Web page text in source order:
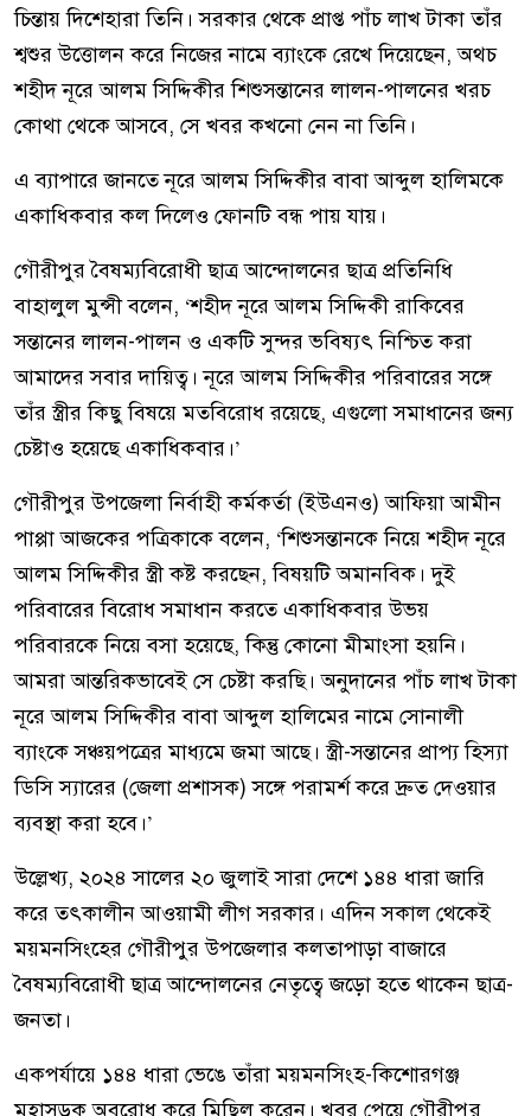
চিন্তায় দিশেহারা তিনি। সরকার থেকে প্রাপ্ত পাঁচ লাখ টাকা তাঁর
শ্বশুর উত্তোলন করে নিজের নামে ব্যাংকে রেখে দিয়েছেন, অথচ
শহীদ নূরে আলম সিদ্দিকীর শিশুসন্তানের লালন-পালনের খরচ
কোথা থেকে আসবে, সে খবর কখনো নেন না তিনি।
এ ব্যাপারে জানতে নূরে আলম সিদ্দিকীর বাবা আব্দুল হালিমকে
একাধিকবার কল দিলেও ফোনটি বন্ধ পায় যায়।
গৌরীপুর বৈষম্যবিরোধী ছাত্র আন্দোলনের ছাত্র প্রতিনিধি
বাহালুল মুন্সী বলেন, ‘শহীদ নূরে আলম সিদ্দিকী রাকিবের
সন্তানের লালন-পালন ও একটি সুন্দর ভবিষ্যৎ নিশ্চিত করা
আমাদের সবার দায়িত্ব। নূরে আলম সিদ্দিকীর পরিবারের সঙ্গে
তাঁর স্ত্রীর কিছু বিষয়ে মতবিরোধ রয়েছে, এগুলো সমাধানের জন্য
চেষ্টাও হয়েছে একাধিকবার।’
গৌরীপুর উপজেলা নির্বাহী কর্মকর্তা (ইউএনও) আফিয়া আমীন
পাপ্পা আজকের পত্রিকাকে বলেন, ‘শিশুসন্তানকে নিয়ে শহীদ নূরে
আলম সিদ্দিকীর স্ত্রী কষ্ট করছেন, বিষয়টি অমানবিক। দুই
পরিবারের বিরোধ সমাধান করতে একাধিকবার উভয়
পরিবারকে নিয়ে বসা হয়েছে, কিন্তু কোনো মীমাংসা হয়নি।
আমরা আন্তরিকভাবেই সে চেষ্টা করছি। অনুদানের পাঁচ লাখ টাকা
নূরে আলম সিদ্দিকীর বাবা আব্দুল হালিমের নামে সোনালী
ব্যাংকে সঞ্চয়পত্রের মাধ্যমে জমা আছে। স্ত্রী-সন্তানের প্রাপ্য হিস্যা
ডিসি স্যারের (জেলা প্রশাসক) সঙ্গে পরামর্শ করে দ্রুত দেওয়ার
ব্যবস্থা করা হবে।’
উল্লেখ্য, ২০২৪ সালের ২০ জুলাই সারা দেশে ১৪৪ ধারা জারি
করে তৎকালীন আওয়ামী লীগ সরকার। এদিন সকাল থেকেই
ময়মনসিংহের গৌরীপুর উপজেলার কলতাপাড়া বাজারে
বৈষম্যবিরোধী ছাত্র আন্দোলনের নেতৃত্বে জড়ো হতে থাকেন ছাত্র-
জনতা।
একপর্যায়ে ১৪৪ ধারা ভেঙে তাঁরা ময়মনসিংহ-কিশোরগঞ্জ
মহাসড়ক অবরোধ করে মিছিল করেন। খবর পেয়ে গৌরীপুর